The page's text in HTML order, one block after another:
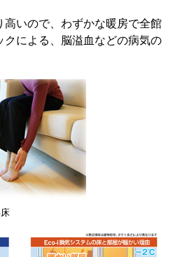
高いので、わずかな暖房で全館
クによる、脳溢血などの病気の